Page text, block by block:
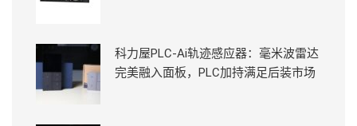
科力屋PLC-Ai轨迹感应器：毫米波雷达
完美融入面板，PLC加持满足后装市场